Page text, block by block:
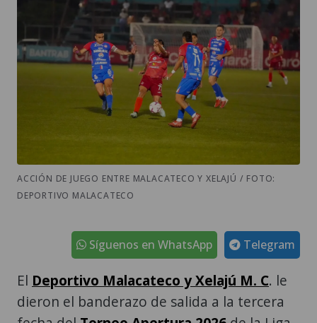
ACCIÓN DE JUEGO ENTRE MALACATECO Y XELAJÚ / FOTO:
DEPORTIVO MALACATECO
Telegram
Síguenos en WhatsApp
El Deportivo Malacateco y Xelajú M. C. le
dieron el banderazo de salida a la tercera